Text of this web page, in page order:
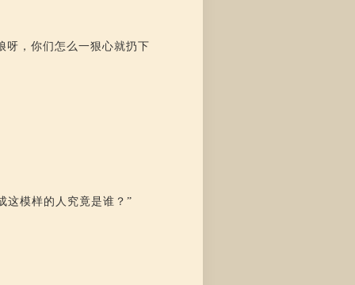
呀，你们怎么一狠心就扔下
这模样的人究竟是谁？”